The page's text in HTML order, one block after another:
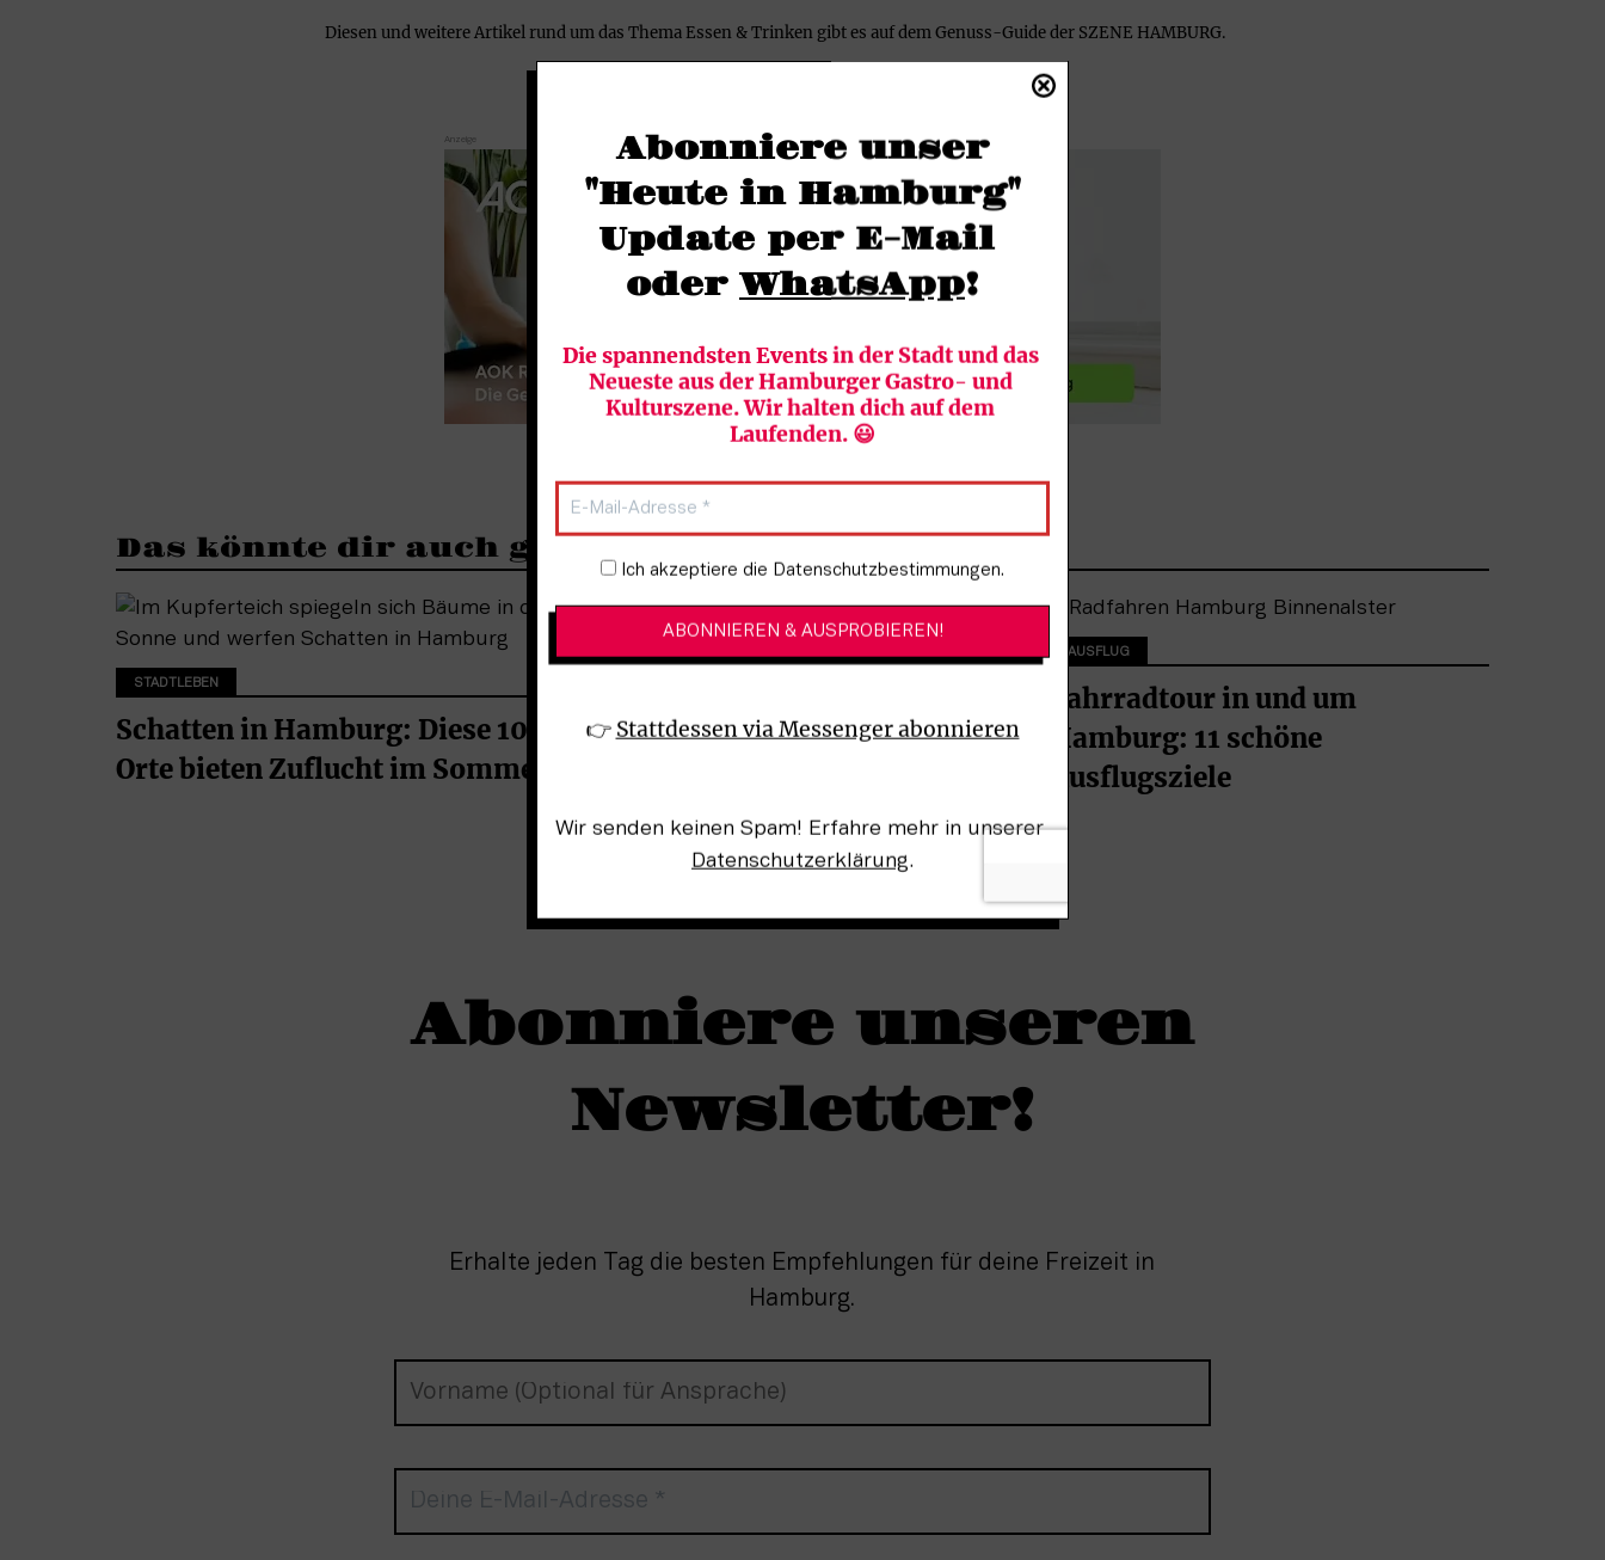
Abonniere unser
"Heute in Hamburg"
Update per E-Mail
oder WhatsApp!
Die spannendsten Events in der Stadt und das
Neueste aus der Hamburger Gastro- und
Kulturszene. Wir halten dich auf dem
Laufenden. 😃
Newsletter-Anmeldung
Ich akzeptiere die Datenschutzbestimmungen.
👉 Stattdessen via Messenger abonnieren
Wir senden keinen Spam! Erfahre mehr in unserer
Datenschutzerklärung.
Diesen und weitere Artikel rund um das Thema Essen & Trinken gibt es auf dem Genuss-Guide der SZENE HAMBURG.
Das könnte dir auch gefallen
STADTLEBEN
Schatten in Hamburg: Diese 10
Orte bieten Zuflucht im Sommer
AUSFLUG
Fahrradtour in und um
Hamburg: 11 schöne
Ausflugsziele
Abonniere unseren
Newsletter!
Erhalte jeden Tag die besten Empfehlungen für deine Freizeit in
Hamburg.